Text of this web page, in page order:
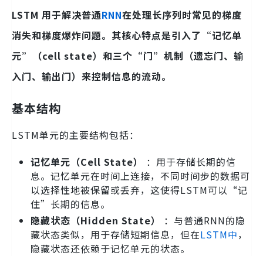
LSTM 用于解决普通RNN在处理长序列时常见的梯度
消失和梯度爆炸问题。其核心特点是引入了“记忆单
元”（cell state）和三个“门”机制（遗忘门、输
入门、输出门）来控制信息的流动。
基本结构
LSTM单元的主要结构包括：
记忆单元（Cell State）
：用于存储长期的信
息。记忆单元在时间上连接，不同时间步的数据可
以选择性地被保留或丢弃，这使得LSTM可以“记
住”长期的信息。
隐藏状态（Hidden State）
：与普通RNN的隐
藏状态类似，用于存储短期信息，但在LSTM中，
隐藏状态还依赖于记忆单元的状态。